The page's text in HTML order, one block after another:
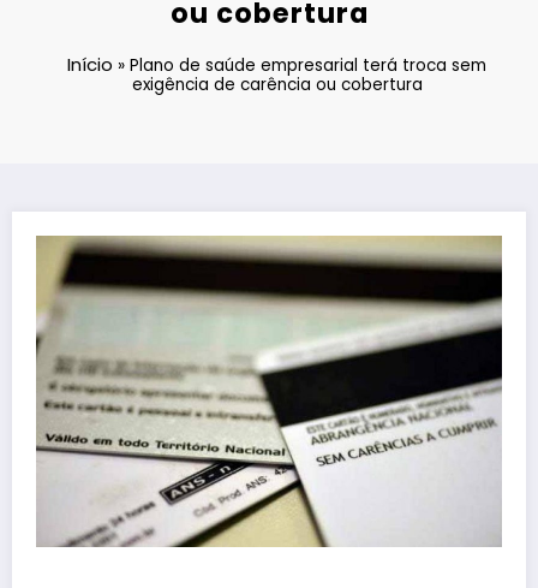
ou cobertura
Início »Plano de saúde empresarial terá troca sem
exigência de carência ou cobertura